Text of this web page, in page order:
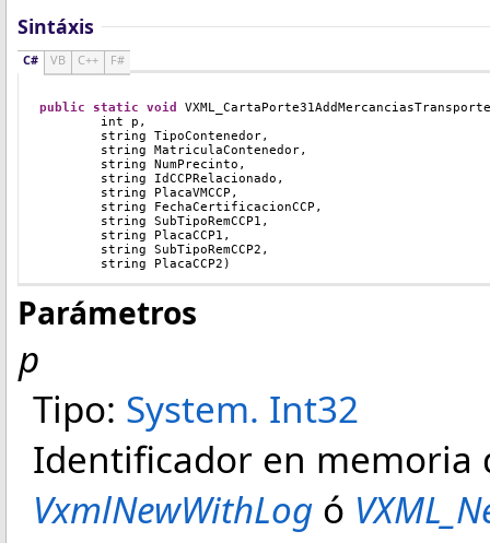
Sintáxis
C# VB C++ F#
public static void
	int p,
	string MatriculaContenedor,
	string NumPrecinto,
	string IdCCPRelacionado,
	string PlacaVMCCP,
	string FechaCertificacionCCP,
        string SubTipoRemCCP1,
        string PlacaCCP1,
        string SubTipoRemCCP2,
        string PlacaCCP2)
Parámetros
p
Tipo: System. Int32
Identificador en
VxmlNewWithLog ó